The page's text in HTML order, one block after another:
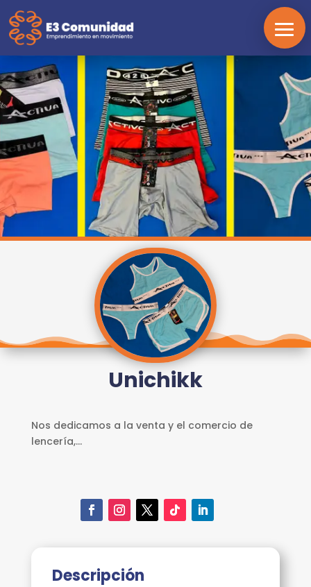
INICIO
REGISTRO
INICIAR
SESIÓN
ESCUELAUnichikk
Nos dedicamos a la venta y el comercio de
lencería,...
Descripción